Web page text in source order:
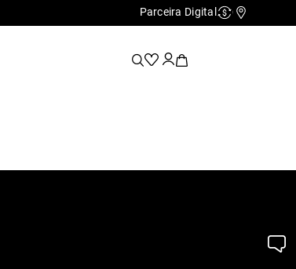
Parceira Digital Cashback